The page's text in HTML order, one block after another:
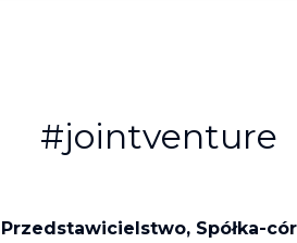
#jointventure
Przedstawicielstwo, Spółka-